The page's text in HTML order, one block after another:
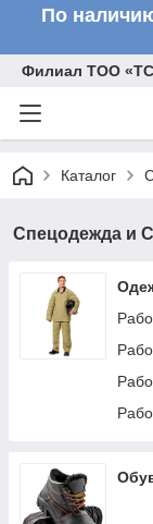
По
Филиал ТОО
Каталог
Спецодежда и